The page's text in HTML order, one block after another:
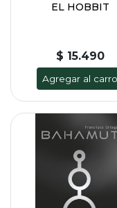
EL HOBBIT
$ 15.490
Agregar al carro